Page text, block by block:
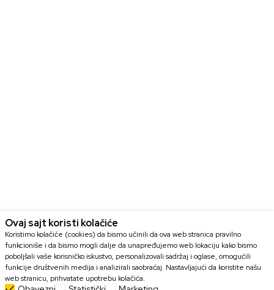
Ovaj sajt koristi kolačiće
Koristimo kolačiće (cookies) da bismo učinili da ova web stranica pravilno
funkcioniše i da bismo mogli dalje da unapređujemo web lokaciju kako bismo
poboljšali vaše korisničko iskustvo, personalizovali sadržaj i oglase, omogućili
funkcije društvenih medija i analizirali saobraćaj. Nastavljajući da koristite našu
web stranicu, prihvatate upotrebu kolačića.